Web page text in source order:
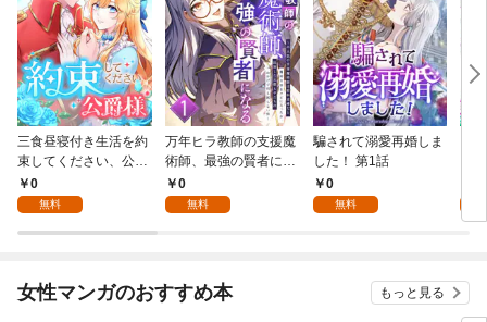
三食昼寝付き生活を約
束してください、公爵
様 1話
0
無料
万年ヒラ教師の支援魔
術師、最強の賢者にな
る～不人気の支援魔術
師は給料泥棒だと魔術
らない件～ 第1話
0
無料
騙されて溺愛再婚しま
した！ 第1話
0
無料
女性マンガのおすすめ本 もっと見る